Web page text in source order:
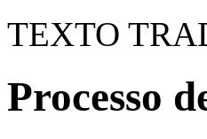
TEXTO
Processo